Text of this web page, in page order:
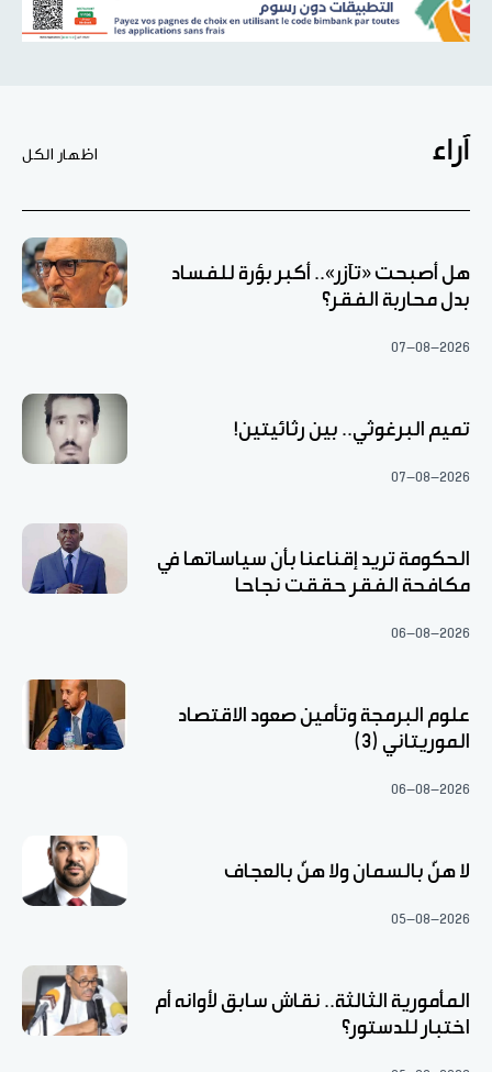
آراء اظهار الكل
هل أصبحت «تآزر».. أكبر بؤرة للفساد
بدل محاربة الفقر؟
07-08-2026
تميم البرغوثي.. بين رثائيتين!
07-08-2026
الحكومة تريد إقناعنا بأن سياساتها في
مكافحة الفقر حققت نجاحا
06-08-2026
علوم البرمجة وتأمين صعود الاقتصاد
الموريتاني (3)
06-08-2026
لا هنّ بالسمان ولا هنّ بالعجاف
05-08-2026
المأمورية الثالثة.. نقاش سابق لأوانه أم
اختبار للدستور؟